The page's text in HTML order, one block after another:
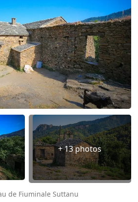
+ 13 photos
de Fiuminale Suttanu